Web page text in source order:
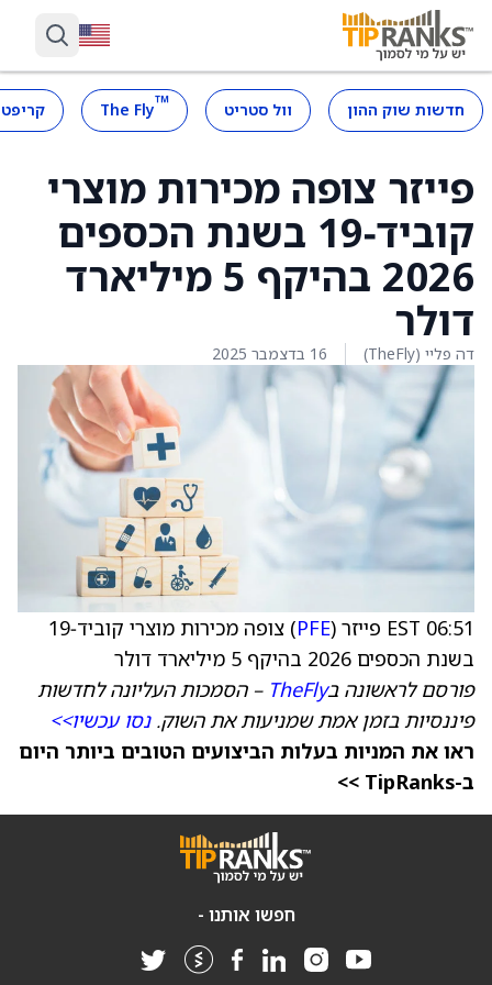
חדשות שוק ההון וול סטריט ™
The Fly
פייזר צופה מכירות מוצרי
קוביד‑19 בשנת הכספים
2026 בהיקף 5 מיליארד
דולר
דה פליי (TheFly) 16 בדצמבר 2025
06:51 EST פייזר ( PFE
) צופה מכירות מוצרי קוביד‑19
בשנת הכספים 2026 בהיקף 5 מיליארד דולר
פורסם לראשונה בTheFly – הסמכות העליונה לחדשות
פיננסיות בזמן אמת שמניעות את השוק.נסו עכשיו>>
ראו את המניות בעלות הביצועים הטובים ביותר היום
ב-TipRanks >>
חפשו אותנו -